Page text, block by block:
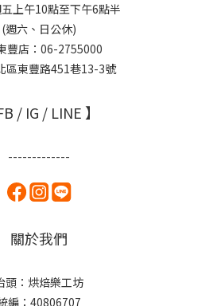
上午10點至下午6點半
(週六、日公休)
豐店：06-2755000
區東豐路451巷13-3號
/ IG / LINE 】
-------------
關於我們
頭：烘焙樂工坊
編：40806707